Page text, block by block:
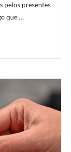
pelos presentes
que …